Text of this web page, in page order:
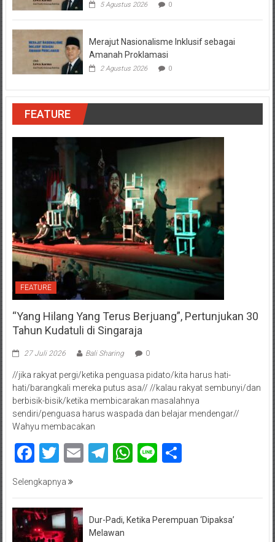
5 Agustus 2026 0
Merajut Nasionalisme Inklusif sebagai
Amanah Proklamasi
2 Agustus 2026 0
FEATURE
FEATURE
“Yang Hilang Yang Terus Berjuang”, Pertunjukan 30
Tahun Kudatuli di Singaraja
27 Juli 2026 Bali Sharing 0
//jika rakyat pergi/ketika penguasa pidato/kita harus hati-
hati/barangkali mereka putus asa// //kalau rakyat sembunyi/dan
berbisik-bisik/ketika membicarakan masalahnya
sendiri/penguasa harus waspada dan belajar mendengar//
Wahyu membacakan
Facebook
Twitter
EmailTelegram
WhatsApp
LineShare
Selengkapnya
Dur-Padi, Ketika Perempuan ‘Dipaksa’
Melawan